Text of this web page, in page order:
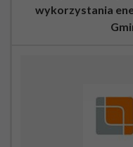
wykorzystania